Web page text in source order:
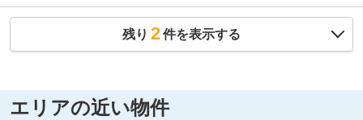
残り 2件を表示する
エリアの近い物件